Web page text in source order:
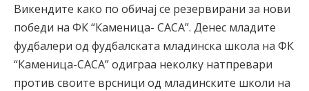
Викендите како по обичај се резервирани за нови
победи на ФК “Каменица- САСА”. Денес младите
фудбалери од фудбалската младинска школа на ФК
“Каменица-САСА” одиграа неколку натпревари
против своите врсници од младинските школи на